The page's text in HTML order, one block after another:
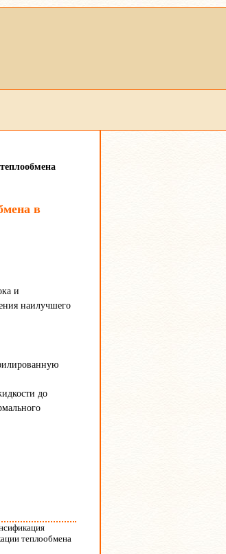
в
и
наилучшего
до
теплообмена